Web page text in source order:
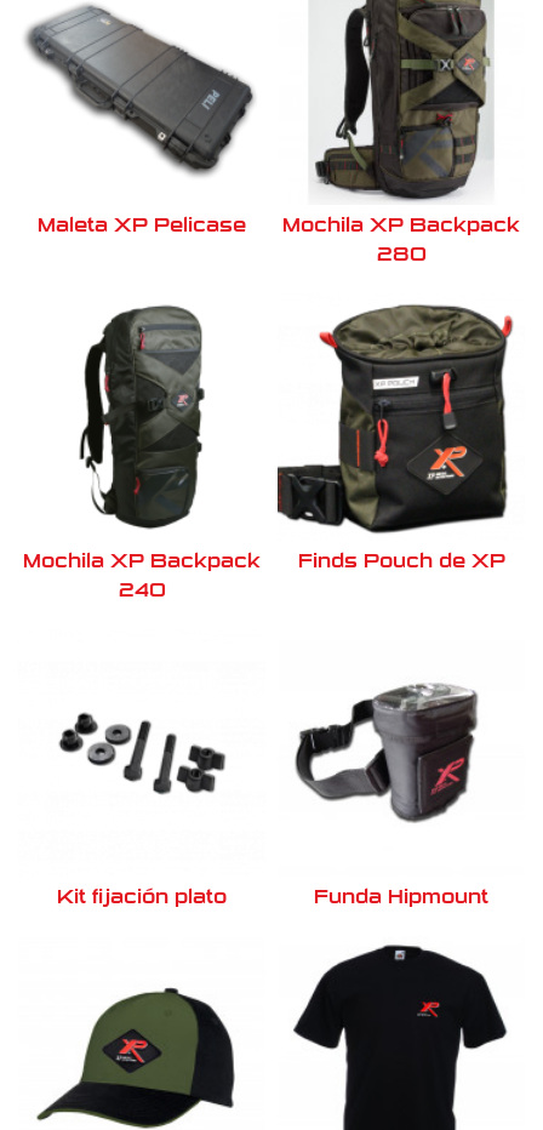
Maleta XP Pelicase
Mochila XP Backpack
280
Mochila XP Backpack
240
Finds Pouch de XP
Kit fijación plato Funda Hipmount